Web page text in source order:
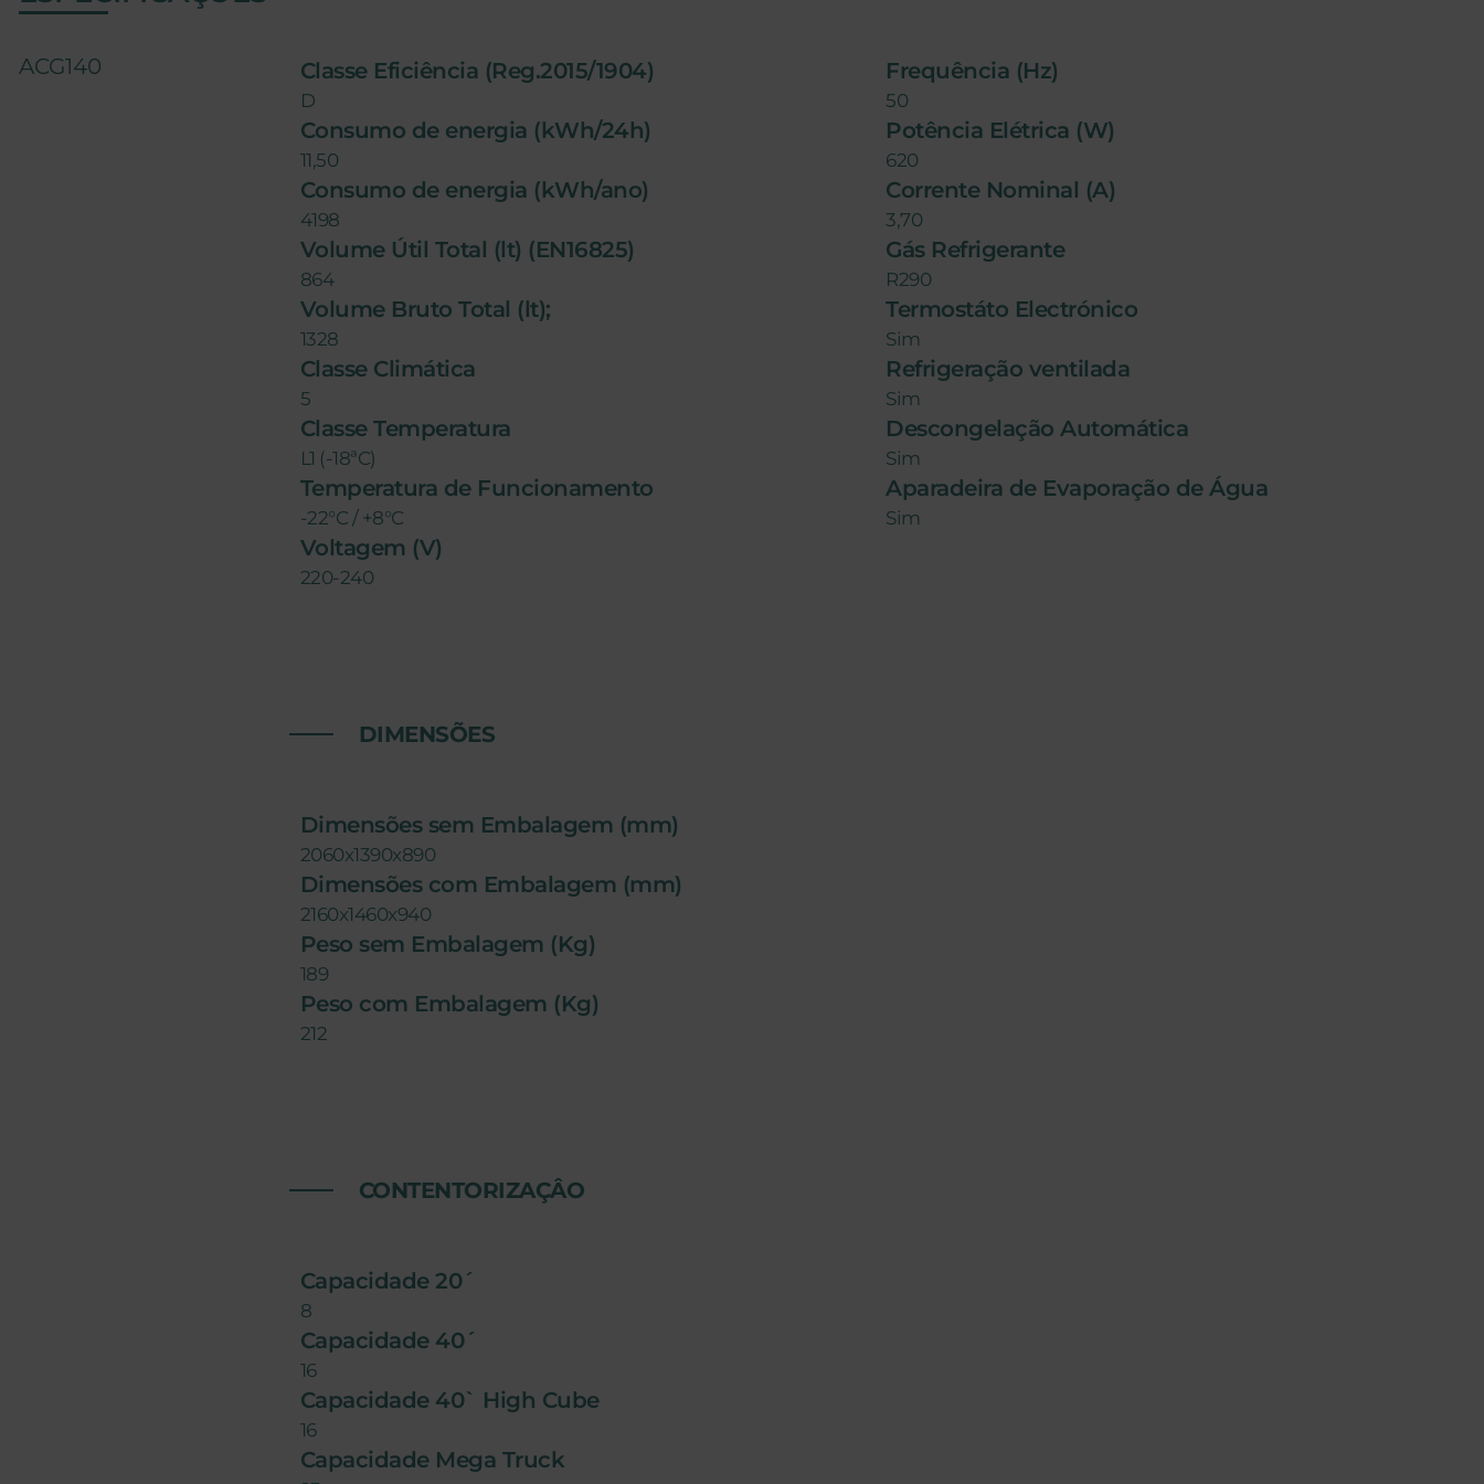
ACG140 Classe Eficiência (Reg.2015/1904)
D
Consumo de energia (kWh/24h)
11,50
Consumo de energia (kWh/ano)
4198
Volume Útil Total (lt) (EN16825)
864
Volume Bruto Total (lt);
1328
Classe Climática
5
Classe Temperatura
L1 (-18ªC)
Temperatura de Funcionamento
-22°C / +8°C
Voltagem (V)
220-240
Frequência (Hz)
50
Potência Elétrica (W)
620
Corrente Nominal (A)
3,70
Gás Refrigerante
R290
Termostáto Electrónico
Sim
Refrigeração ventilada
Sim
Descongelação Automática
Sim
Aparadeira de Evaporação de Água
Sim
DIMENSÕES
Dimensões sem Embalagem (mm)
2060x1390x890
Dimensões com Embalagem (mm)
2160x1460x940
Peso sem Embalagem (Kg)
189
Peso com Embalagem (Kg)
212
CONTENTORIZAÇÂO
Capacidade 20´
8
Capacidade 40´
16
Capacidade 40` High Cube
16
Capacidade Mega Truck